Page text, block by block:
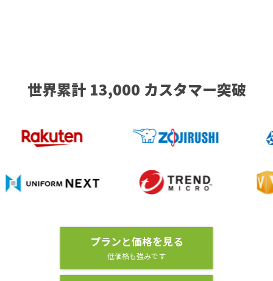
世界累計 13,000 カスタマー突破
プランと価格を見る
低価格も強みです